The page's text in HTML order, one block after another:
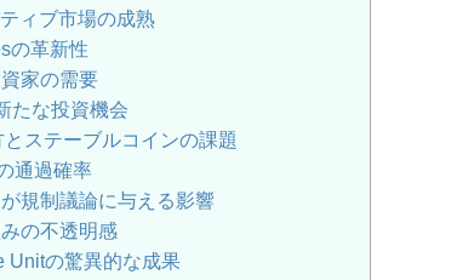
ィブ市場の成熟
の革新性
家の需要
たな投資機会
ステーブルコインの課題
通過確率
規制議論に与える影響
の不透明感
Unitの驚異的な成果